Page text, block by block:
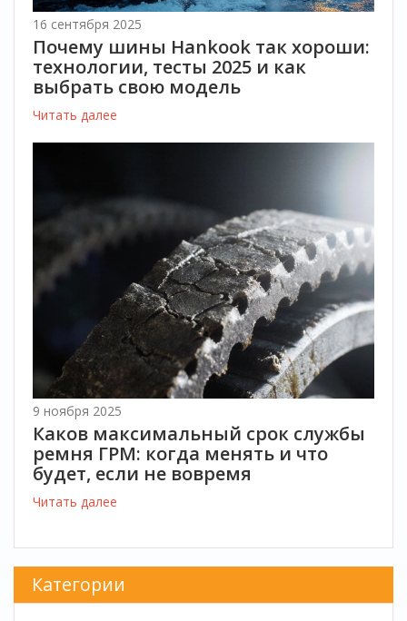
16 сентября 2025
Почему шины Hankook так хороши:
технологии, тесты 2025 и как
выбрать свою модель
Читать далее
9 ноября 2025
Каков максимальный срок службы
ремня ГРМ: когда менять и что
будет, если не вовремя
Читать далее
Категории